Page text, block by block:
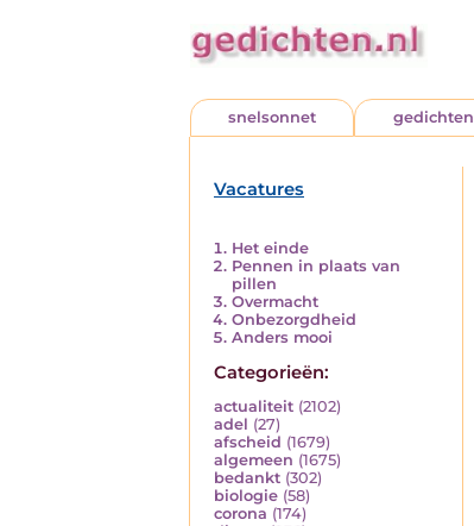
snelsonnet gedichten
Vacatures
Het einde
Pennen in plaats van
pillen
Overmacht
Onbezorgdheid
Anders mooi
Categorieën:
actualiteit (2102)
adel (27)
afscheid (1679)
algemeen (1675)
bedankt (302)
biologie (58)
corona (174)